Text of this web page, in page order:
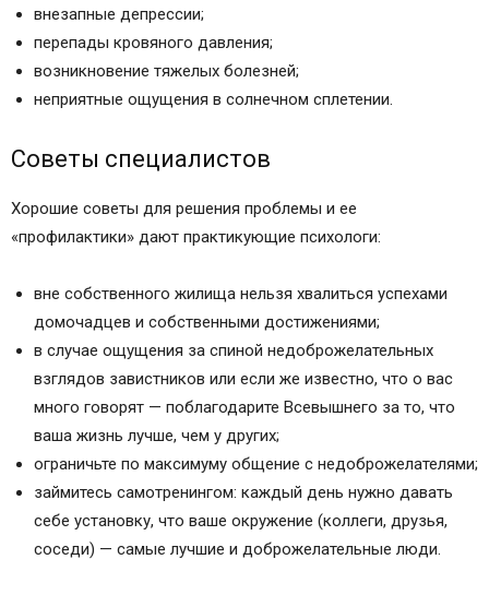
внезапные депрессии;
перепады кровяного давления;
возникновение тяжелых болезней;
неприятные ощущения в солнечном сплетении.
Советы специалистов
Хорошие советы для решения проблемы и ее
«профилактики» дают практикующие психологи:
вне собственного жилища нельзя хвалиться успехами
домочадцев и собственными достижениями;
в случае ощущения за спиной недоброжелательных
взглядов завистников или если же известно, что о вас
много говорят — поблагодарите Всевышнего за то, что
ваша жизнь лучше, чем у других;
ограничьте по максимуму общение с недоброжелателями;
займитесь самотренингом: каждый день нужно давать
себе установку, что ваше окружение (коллеги, друзья,
соседи) — самые лучшие и доброжелательные люди.